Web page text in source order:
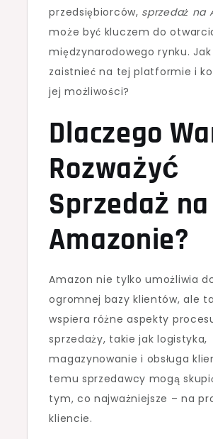
przedsiębiorców, sprzedaż na
może być kluczem do
międzynarodowego rynku. Jak
zaistnieć na tej platformie i
jej możliwości?
Dlaczego
Rozważyć
Sprzedaż na
Amazonie?
Amazon nie tylko umożliwia
ogromnej bazy klientów, ale
wspiera różne aspekty
sprzedaży, takie jak logistyka,
magazynowanie i obsługa
temu sprzedawcy mogą
tym, co najważniejsze – na
kliencie.